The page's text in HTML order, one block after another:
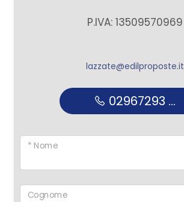
P.IVA: 13509570969
lazzate@edilproposte.it
02967293 ...
* Nome
Cognome